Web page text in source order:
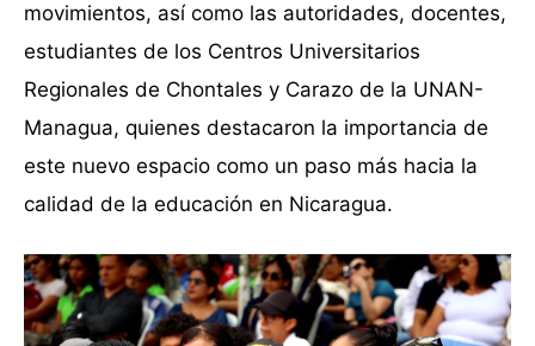
movimientos, así como las autoridades, docentes,
estudiantes de los Centros Universitarios
Regionales de Chontales y Carazo de la UNAN-
Managua, quienes destacaron la importancia de
este nuevo espacio como un paso más hacia la
calidad de la educación en Nicaragua.